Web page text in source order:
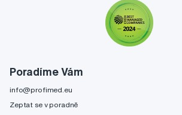
Poradíme Vám
info@profimed.eu
Zeptat se v poradně